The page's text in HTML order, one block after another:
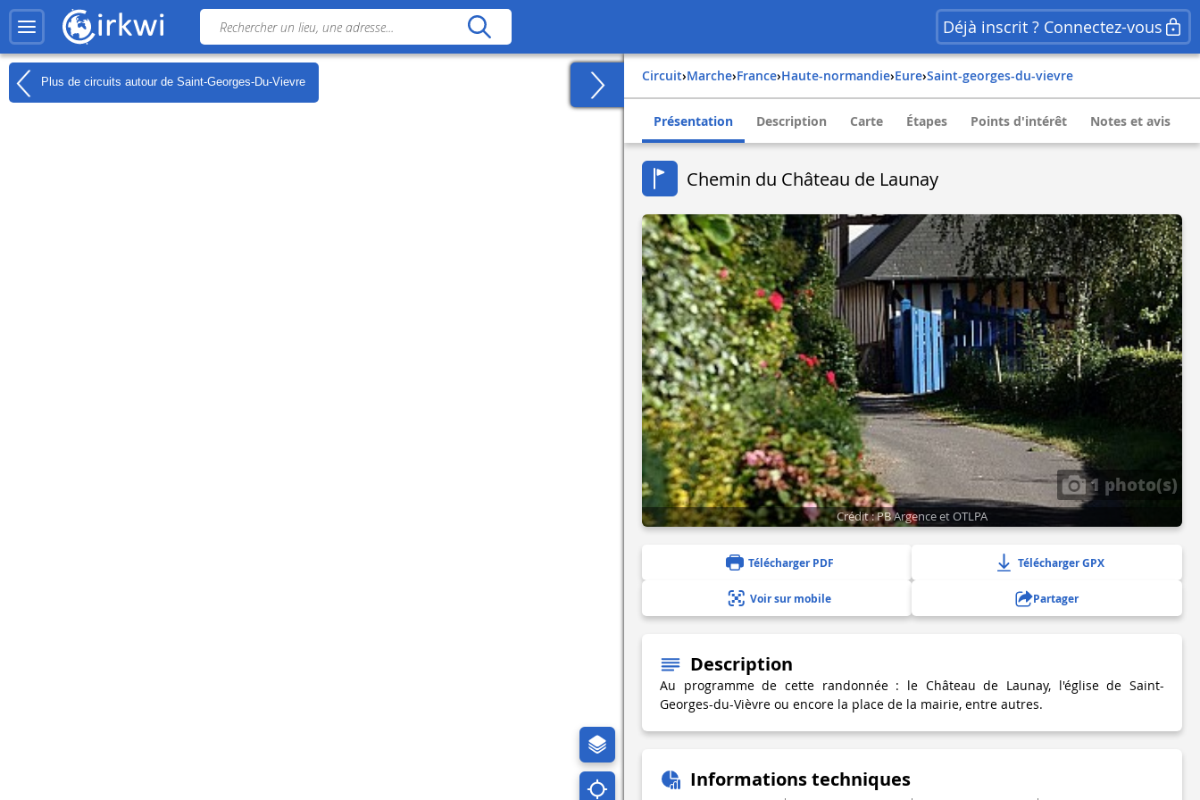
Déjà inscrit ? Connectez-vous
Plus de circuits autour de Saint-Georges-Du-Vievre Circuit› Marche› france› haute-normandie› eure› saint-georges-du-vievre
Présentation Description Carte Étapes Points d'intérêt Notes et avis
Chemin du Château de Launay
1 photo(s)
Crédit : PB Argence et OTLPA
Télécharger PDF Télécharger GPX
Voir sur mobile Partager
Description
Au programme de cette randonnée : le Château de Launay, l'église de Saint-
Georges-du-Vièvre ou encore la place de la mairie, entre autres.
Informations techniques